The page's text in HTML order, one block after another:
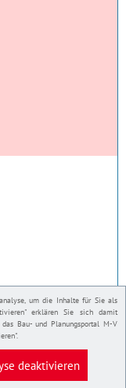
um die Inhalte für Sie als
erklären Sie sich damit
Bau- und Planungsportal M-V
deaktivieren